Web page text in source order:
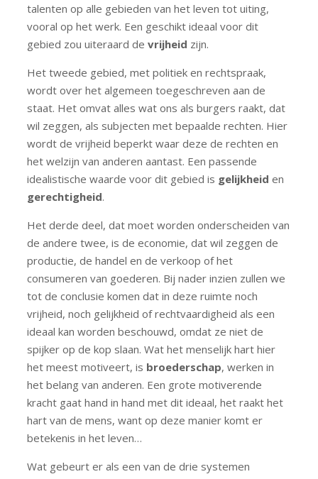
talenten op alle gebieden van het leven tot uiting,
vooral op het werk. Een geschikt ideaal voor dit
gebied zou uiteraard de vrijheid zijn.
Het tweede gebied, met politiek en rechtspraak,
wordt over het algemeen toegeschreven aan de
staat. Het omvat alles wat ons als burgers raakt, dat
wil zeggen, als subjecten met bepaalde rechten. Hier
wordt de vrijheid beperkt waar deze de rechten en
het welzijn van anderen aantast. Een passende
idealistische waarde voor dit gebied is gelijkheid en
gerechtigheid.
Het derde deel, dat moet worden onderscheiden van
de andere twee, is de economie, dat wil zeggen de
productie, de handel en de verkoop of het
consumeren van goederen. Bij nader inzien zullen we
tot de conclusie komen dat in deze ruimte noch
vrijheid, noch gelijkheid of rechtvaardigheid als een
ideaal kan worden beschouwd, omdat ze niet de
spijker op de kop slaan. Wat het menselijk hart hier
het meest motiveert, is broederschap, werken in
het belang van anderen. Een grote motiverende
kracht gaat hand in hand met dit ideaal, het raakt het
hart van de mens, want op deze manier komt er
betekenis in het leven…
Wat gebeurt er als een van de drie systemen